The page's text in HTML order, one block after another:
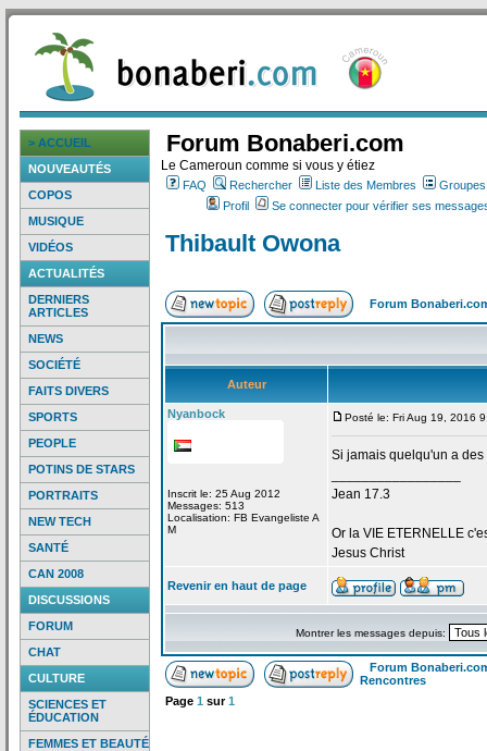
> ACCUEIL
NOUVEAUTÉS
COPOS
MUSIQUE
VIDÉOS
ACTUALITÉS
DERNIERS
ARTICLES
NEWS
SOCIÉTÉ
FAITS DIVERS
SPORTS
PEOPLE
POTINS DE STARS
PORTRAITS
NEW TECH
SANTÉ
CAN 2008
DISCUSSIONS
FORUM
CHAT
CULTURE
SCIENCES ET
ÉDUCATION
FEMMES ET BEAUTÉ
Forum Bonaberi.com
Le Cameroun comme si vous y étiez
FAQ Rechercher Liste des Membres
Profil
Se connecter pour vérifier ses
Thibault Owona
Forum
Auteur
Nyanbock
Inscrit le: 25 Aug 2012
Messages: 513
Localisation: FB Evangeliste A
M
Posté le: Fri Aug 19, 2016
Si jamais quelqu'un a des
Jean 17.3
Or la VIE ETERNELLE
Jesus Christ
Revenir en haut de page
Montrer les messages depuis:
Forum
Rencontres
Page 1 sur1